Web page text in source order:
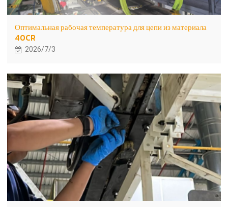
Оптимальная рабочая температура для цепи из материала
40CR
2026/7/3